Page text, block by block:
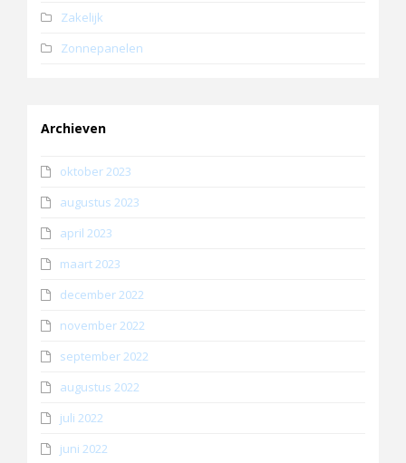
Zakelijk
Zonnepanelen
Archieven
oktober 2023
augustus 2023
april 2023
maart 2023
december 2022
november 2022
september 2022
augustus 2022
juli 2022
juni 2022